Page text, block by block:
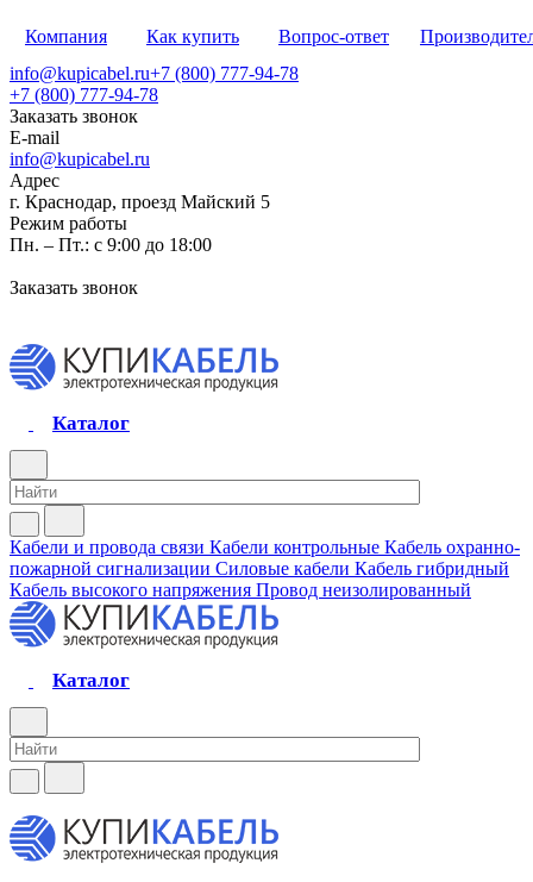
Компания Как купить Вопрос-ответ
info@kupicabel.ru+7 (800) 777-94-78
+7 (800) 777-94-78
Заказать звонок
E-mail
info@kupicabel.ru
Адрес
г. Краснодар, проезд Майский 5
Режим работы
Пн. – Пт.: с 9:00 до 18:00
Заказать звонок
Каталог
Кабели и провода связи Кабели контрольные Кабель охранно-
пожарной сигнализации Силовые кабели Кабель гибридный
Кабель высокого напряжения Провод неизолированный
Каталог